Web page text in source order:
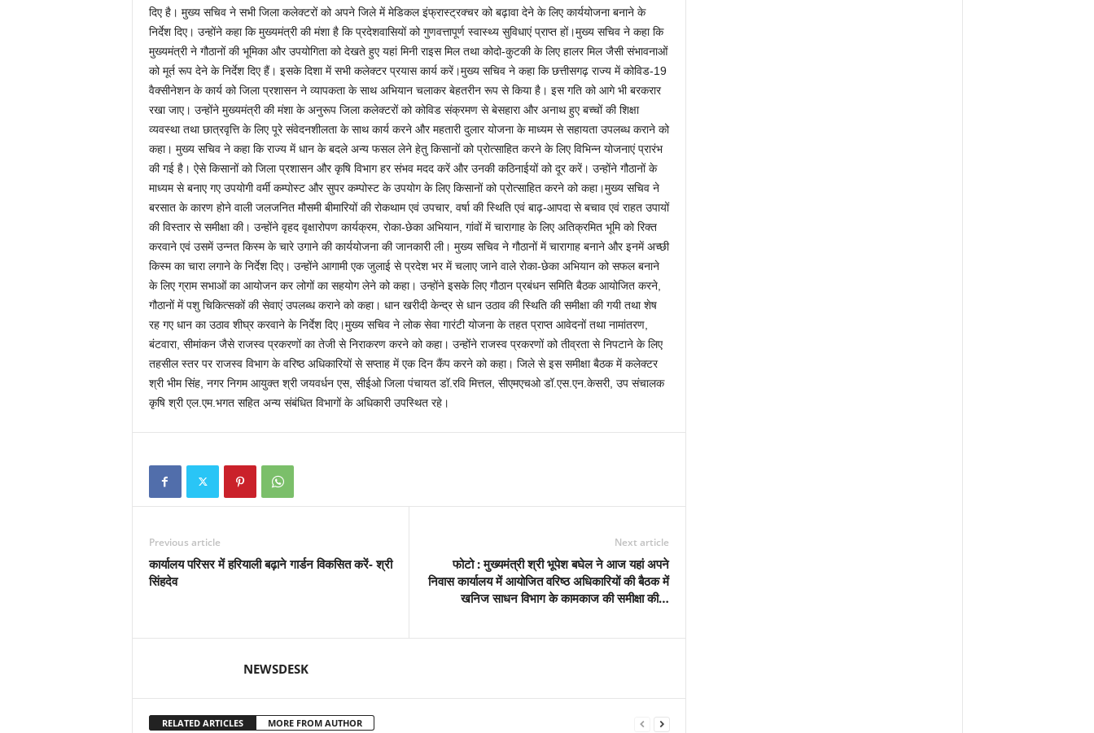
दिए है। मुख्य सचिव ने सभी जिला कलेक्टरों को अपने जिले में मेडिकल इंफ्रास्ट्रक्चर को बढ़ावा देने के लिए कार्ययोजना बनाने के
निर्देश दिए। उन्होंने कहा कि मुख्यमंत्री की मंशा है कि प्रदेशवासियों को गुणवत्तापूर्ण स्वास्थ्य सुविधाएं प्राप्त हों।मुख्य सचिव ने कहा कि
मुख्यमंत्री ने गौठानों की भूमिका और उपयोगिता को देखते हुए यहां मिनी राइस मिल तथा कोदो-कुटकी के लिए हालर मिल जैसी संभावनाओं
को मूर्त रूप देने के निर्देश दिए हैं। इसके दिशा में सभी कलेक्टर प्रयास कार्य करें।मुख्य सचिव ने कहा कि छत्तीसगढ़ राज्य में कोविड-19
वैक्सीनेशन के कार्य को जिला प्रशासन ने व्यापकता के साथ अभियान चलाकर बेहतरीन रूप से किया है। इस गति को आगे भी बरकरार
रखा जाए। उन्होंने मुख्यमंत्री की मंशा के अनुरूप जिला कलेक्टरों को कोविड संक्रमण से बेसहारा और अनाथ हुए बच्चों की शिक्षा
व्यवस्था तथा छात्रवृत्ति के लिए पूरे संवेदनशीलता के साथ कार्य करने और महतारी दुलार योजना के माध्यम से सहायता उपलब्ध कराने को
कहा। मुख्य सचिव ने कहा कि राज्य में धान के बदले अन्य फसल लेने हेतु किसानों को प्रोत्साहित करने के लिए विभिन्न योजनाएं प्रारंभ
की गई है। ऐसे किसानों को जिला प्रशासन और कृषि विभाग हर संभव मदद करें और उनकी कठिनाईयों को दूर करें। उन्होंने गौठानों के
माध्यम से बनाए गए उपयोगी वर्मी कम्पोस्ट और सुपर कम्पोस्ट के उपयोग के लिए किसानों को प्रोत्साहित करने को कहा।मुख्य सचिव ने
बरसात के कारण होने वाली जलजनित मौसमी बीमारियों की रोकथाम एवं उपचार, वर्षा की स्थिति एवं बाढ़-आपदा से बचाव एवं राहत उपायों
की विस्तार से समीक्षा की। उन्होंने वृहद वृक्षारोपण कार्यक्रम, रोका-छेका अभियान, गांवों में चारागाह के लिए अतिक्रमित भूमि को रिक्त
करवाने एवं उसमें उन्नत किस्म के चारे उगाने की कार्ययोजना की जानकारी ली। मुख्य सचिव ने गौठानों में चारागाह बनाने और इनमें अच्छी
किस्म का चारा लगाने के निर्देश दिए। उन्होंने आगामी एक जुलाई से प्रदेश भर में चलाए जाने वाले रोका-छेका अभियान को सफल बनाने
के लिए ग्राम सभाओं का आयोजन कर लोगों का सहयोग लेने को कहा। उन्होंने इसके लिए गौठान प्रबंधन समिति बैठक आयोजित करने,
गौठानों में पशु चिकित्सकों की सेवाएं उपलब्ध कराने को कहा। धान खरीदी केन्द्र से धान उठाव की स्थिति की समीक्षा की गयी तथा शेष
रह गए धान का उठाव शीघ्र करवाने के निर्देश दिए।मुख्य सचिव ने लोक सेवा गारंटी योजना के तहत प्राप्त आवेदनों तथा नामांतरण,
बंटवारा, सीमांकन जैसे राजस्व प्रकरणों का तेजी से निराकरण करने को कहा। उन्होंने राजस्व प्रकरणों को तीव्रता से निपटाने के लिए
तहसील स्तर पर राजस्व विभाग के वरिष्ठ अधिकारियों से सप्ताह में एक दिन कैंप करने को कहा। जिले से इस समीक्षा बैठक में कलेक्टर
श्री भीम सिंह, नगर निगम आयुक्त श्री जयवर्धन एस, सीईओ जिला पंचायत डॉ.रवि मित्तल, सीएमएचओ डॉ.एस.एन.केसरी, उप संचालक
कृषि श्री एल.एम.भगत सहित अन्य संबंधित विभागों के अधिकारी उपस्थित रहे।
Previous article
कार्यालय परिसर में हरियाली बढ़ाने गार्डन विकसित करें- श्री
सिंहदेव
Next article
फोटो : मुख्यमंत्री श्री भूपेश बघेल ने आज यहां अपने
निवास कार्यालय में आयोजित वरिष्ठ अधिकारियों की बैठक में
खनिज साधन विभाग के कामकाज की समीक्षा की…
NEWSDESK
RELATED ARTICLES MORE FROM AUTHOR